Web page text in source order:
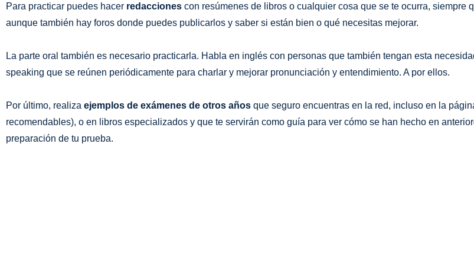
Para practicar puedes hacer redacciones con resúmenes de libros o cualquier cosa que se te ocurra, siempre
aunque también hay foros donde puedes publicarlos y saber si están bien o qué necesitas mejorar.
La parte oral también es necesario practicarla. Habla en inglés con personas que también tengan esta
speaking que se reúnen periódicamente para charlar y mejorar pronunciación y entendimiento. A por ellos.
Por último, realiza ejemplos de exámenes de otros años que seguro encuentras en la red, incluso en la
recomendables), o en libros especializados y que te servirán como guía para ver cómo se han hecho en
preparación de tu prueba.